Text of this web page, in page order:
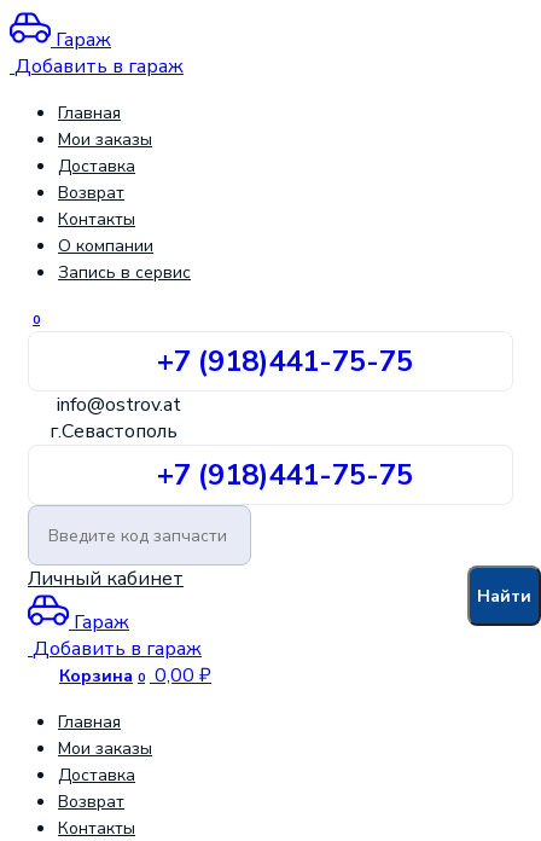
Гараж
Добавить в гараж
Главная
Мои заказы
Доставка
Возврат
Контакты
О компании
Запись в сервис
0
+7 (918)441-75-75
info@ostrov.at
г.Севастополь
+7 (918)441-75-75
Найти
Личный кабинет
Гараж
Добавить в гараж
Корзина 0 0,00 ₽
Главная
Мои заказы
Доставка
Возврат
Контакты